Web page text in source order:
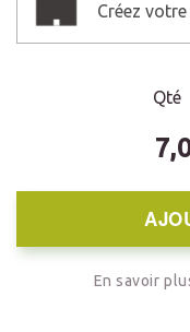
Créez
Qté
En savoir